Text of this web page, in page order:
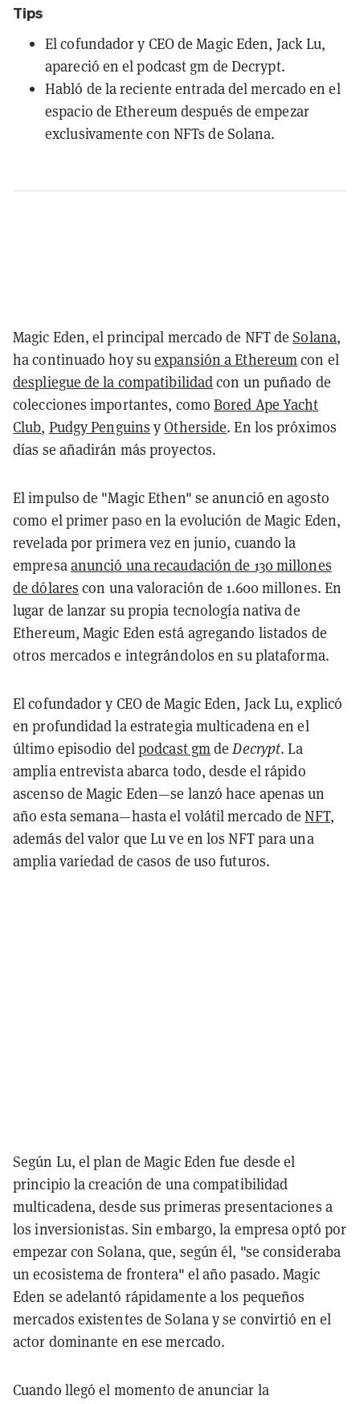
Tips
El cofundador y CEO de Magic Eden, Jack Lu,
apareció en el podcast gm de Decrypt.
Habló de la reciente entrada del mercado en el
espacio de Ethereum después de empezar
exclusivamente con NFTs de Solana.
Magic Eden, el principal mercado de NFT deSolana,
ha continuado hoy suexpansión a Ethereumcon el
despliegue de la compatibilidadcon un puñado de
colecciones importantes, comoBored Ape Yacht
Club, Pudgy Penguins yOtherside. En los próximos
días se añadirán más proyectos.
El impulso de "Magic Ethen" se anunció en agosto
como el primer paso en la evolución de Magic Eden,
revelada por primera vez en junio, cuando la
empresaanunció una recaudación de 130 millones
de dólares con una valoración de 1.600 millones. En
lugar de lanzar su propia tecnología nativa de
Ethereum, Magic Eden está agregando listados de
otros mercados e integrándolos en su plataforma.
El cofundador y CEO de Magic Eden, Jack Lu, explicó
en profundidad la estrategia multicadena en el
último episodio delpodcast gmdeDecrypt. La
amplia entrevista abarca todo, desde el rápido
ascenso de Magic Eden—se lanzó hace apenas un
año esta semana—hasta el volátil mercado deNFT,
además del valor que Lu ve en los NFT para una
amplia variedad de casos de uso futuros.
Según Lu, el plan de Magic Eden fue desde el
principio la creación de una compatibilidad
multicadena, desde sus primeras presentaciones a
los inversionistas. Sin embargo, la empresa optó por
empezar con Solana, que, según él, "se consideraba
un ecosistema de frontera" el año pasado. Magic
Eden se adelantó rápidamente a los pequeños
mercados existentes de Solana y se convirtió en el
actor dominante en ese mercado.
Cuando llegó el momento de anunciar la